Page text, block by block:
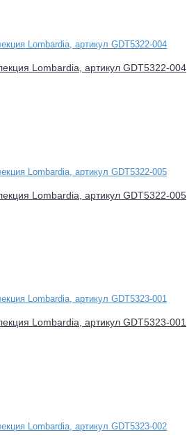
Lombardia, артикул GDT5322-004
Lombardia, артикул GDT5322-005
Lombardia, артикул GDT5323-001